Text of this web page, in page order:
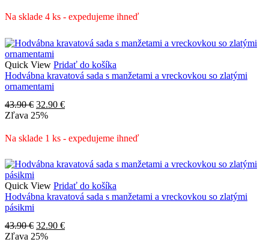
43.90 €.32.90 €.
Na sklade 4 ks - expedujeme ihneď
Quick View Pridať do košíka
Hodvábna kravatová sada s manžetami a vreckovkou so zlatými
ornamentami
43.90€ Pôvodná
cena
43.90 €.
32.90 €Aktuálna
32.90 €.
Zľava 25%
Na sklade 1 ks - expedujeme ihneď
Quick View Pridať do košíka
Hodvábna kravatová sada s manžetami a vreckovkou so zlatými
pásikmi
43.90€ Pôvodná
cena
32.90 €Aktuálna
Zľava 25%